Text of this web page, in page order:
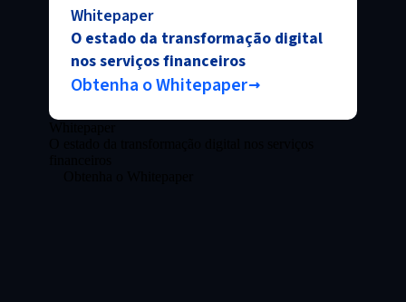
Whitepaper
O estado da transformação digital
nos serviços financeiros
Obtenha o Whitepaper